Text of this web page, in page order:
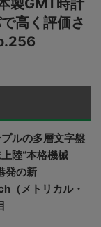
製GMT時計
高く評価さ
ルの多層文字盤
陸“本格機械
発の新
（メトリカル・